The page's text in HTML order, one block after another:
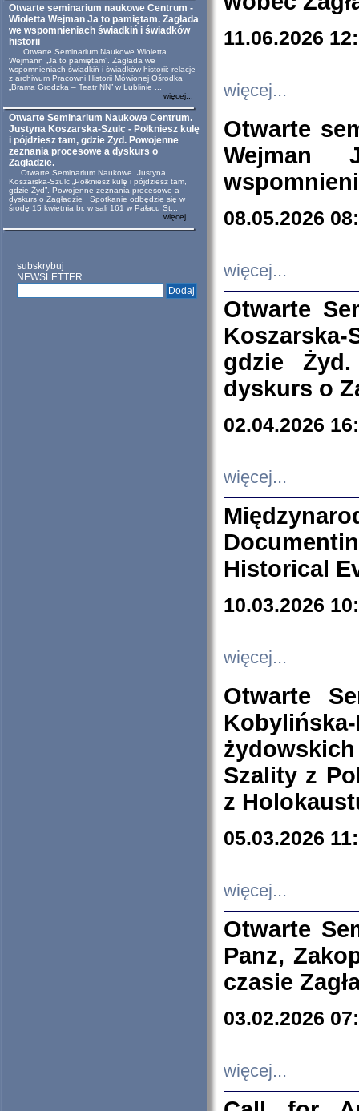
Otwarte seminarium naukowe Centrum -
Wioletta Wejman Ja to pamiętam. Zagłada
we wspomnieniach świadkiń i świadków
historii
Otwarte Seminarium Naukowe Wioletta
Wejmann „Ja to pamiętam”. Zagłada we
wspomnieniach świadkiń i świadków historii: relacje
z archiwum Pracowni Historii Mówionej Ośrodka
„Brama Grodzka – Teatr NN” w Lublinie ...
więcej...
Otwarte Seminarium Naukowe Centrum.
Justyna Koszarska-Szulc - Połkniesz kulę
i pójdziesz tam, gdzie Żyd. Powojenne
zeznania procesowe a dyskurs o
Zagładzie.
Otwarte Seminarium Naukowe Justyna
Koszarska-Szulc „Połkniesz kulę i pójdziesz tam,
gdzie Żyd”. Powojenne zeznania procesowe a
dyskurs o Zagładzie Spotkanie odbędzie się w
środę 15 kwietnia br. w sali 161 w Pałacu St...
więcej...
subskrybuj
NEWSLETTER
11.06.2026
więcej...
Otwarte
Wejman
08.05.2026
więcej...
Otwarte
Koszarska-
gdzie
dyskurs o
02.04.2026
więcej...
Historical
10.03.2026
więcej...
Otwarte
Szality z
z
05.03.2026
więcej...
Otwarte
Panz,
czasie
03.02.2026
więcej...